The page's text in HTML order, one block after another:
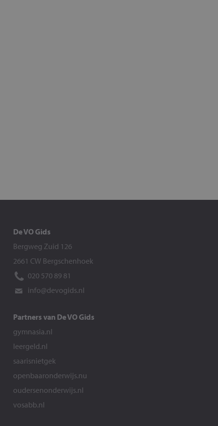
De VO Gids
Bergweg Zuid 126
2661 CW Bergschenhoek
020 570 89 81
info@devogids.nl
Partners van De VO Gids
gymnasia.nl
leergeld.nl
saarisnietgek
openbaaronderwijs.nu
oudersenonderwijs.nl
vosabb.nl